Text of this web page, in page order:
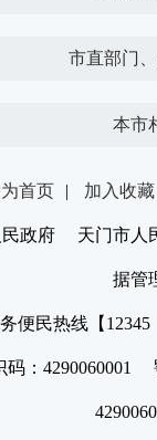
市直部门
本市
首页 | 加入收藏
民政府 天门市
据管
便民热线【
码：4290060001